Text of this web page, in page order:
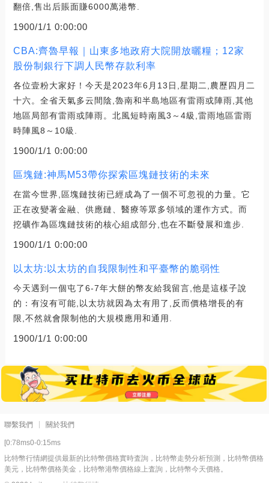
翻倍,售出后賬面賺6000萬港幣.
1900/1/1 0:00:00
CBA:齊魯早報｜山東多地政府大院開放曬糧；12家
股份制銀行下調人民幣存款利率
各位壹粉大家好！今天是2023年6月13日,星期二,農歷四月二
十六。全省天氣多云間陰,魯南和半島地區有雷雨或陣雨,其他
地區局部有雷雨或陣雨。北風短時南風3～4級,雷雨地區雷雨
時陣風8～10級.
1900/1/1 0:00:00
區塊鏈:神馬M53帶你探索區塊鏈技術的未來
在當今世界,區塊鏈技術已經成為了一個不可忽視的力量。它
正在改變著金融、供應鏈、醫療等眾多領域的運作方式。而
挖礦作為區塊鏈技術的核心組成部分,也在不斷發展和進步.
1900/1/1 0:00:00
以太坊:以太坊的自我限制性和平臺幣的脆弱性
今天遇到一個屯了6-7年大餅的幣友給我留言,他是這樣子說
的：有沒有可能,以太坊就因為太有用了,反而價格增長的有
限,不然就會限制他的大規模應用和通用.
1900/1/1 0:00:00
聯繫我們 關於我們
[0:78ms0-0:15ms
比特幣行情網提供最新的比特幣價格實時査詢，比特幣走勢分析預測，比特幣價格
美元，比特幣價格美金，比特幣港幣價格線上査詢，比特幣今天價格。